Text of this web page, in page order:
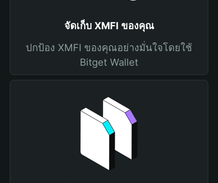
จัดเก็บ XMFI ของคุณ
ปกป้อง XMFI ของคุณอย่างมั่นใจโดยใช้
Bitget Wallet